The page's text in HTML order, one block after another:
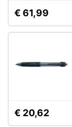
€ 61,99
€ 20,62